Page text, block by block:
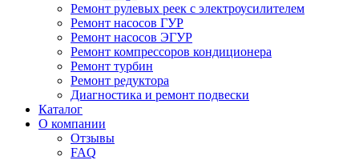
Ремонт рулевых реек с электроусилителем
Ремонт насосов ГУР
Ремонт насосов ЭГУР
Ремонт компрессоров кондиционера
Ремонт турбин
Ремонт редуктора
Диагностика и ремонт подвески
Каталог
О компании
Отзывы
FAQ